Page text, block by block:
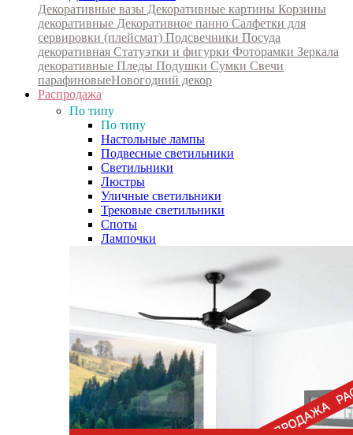
Декоративные вазы Декоративные картины Корзины
декоративные Декоративное панно Салфетки для
сервировки (плейсмат) Подсвечники Посуда
декоративная Статуэтки и фигурки Фоторамки Зеркала
декоративные Пледы Подушки Сумки Свечи
парафиновыеНовогодний декор
Распродажа
По типу
По типу
Настольные лампы
Подвесные светильники
Светильники
Люстры
Уличные светильники
Трековые светильники
Споты
Лампочки